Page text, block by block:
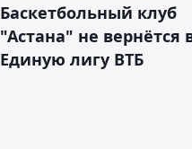
Баскетбольный клуб
"Астана" не вернётся
Единую лигу ВТБ